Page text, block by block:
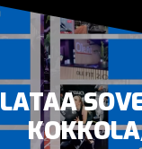
LATAA